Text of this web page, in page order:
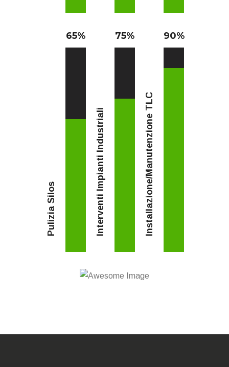
Pulizia Silos
65%
Interventi Impianti Industriali
75%
Installazione/Manutenzione TLC
90%